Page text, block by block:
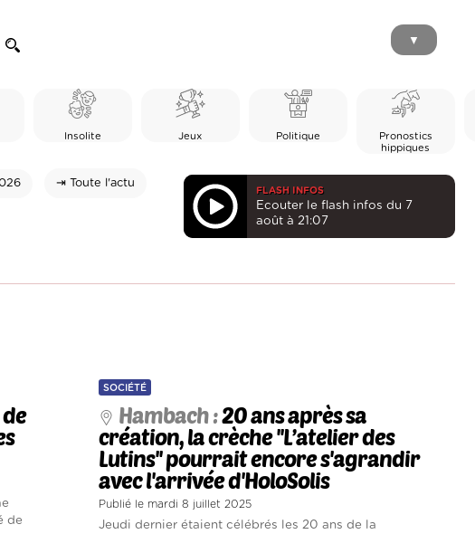
▼
Insolite Jeux Politique
Pronostics
hippiques
⇥ Toute l'actu
FLASH INFOS
Ecouter le flash infos du 7
août à 21:07
de
SOCIÉTÉ
Hambach :20 ans après sa
création, la crèche ''L’atelier des
Lutins'' pourrait encore s'agrandir
avec l'arrivée d'HoloSolis
Publié le mardi 8 juillet 2025
Jeudi dernier étaient célébrés les 20 ans de la